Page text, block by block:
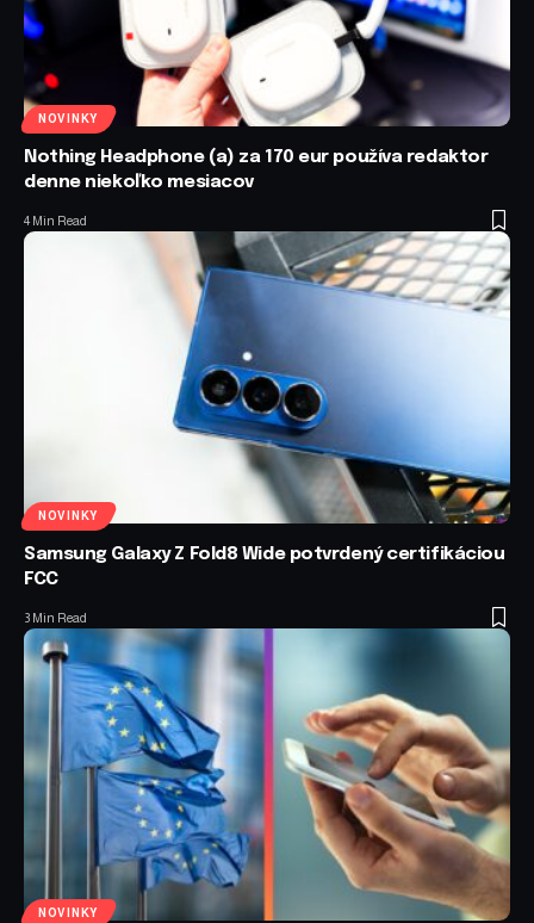
NOVINKY
Nothing Headphone (a) za 170 eur používa redaktor
denne niekoľko mesiacov
4 Min Read
NOVINKY
Samsung Galaxy Z Fold8 Wide potvrdený certifikáciou
FCC
3 Min Read
NOVINKY